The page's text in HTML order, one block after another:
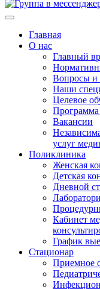
Главная
О нас
Главный
Вопросы и
Наши
Целевое
Вакансии
услуг
Поликлиника
Женская
Детская
Дневной
Кабинет
График
Стационар
Приемное